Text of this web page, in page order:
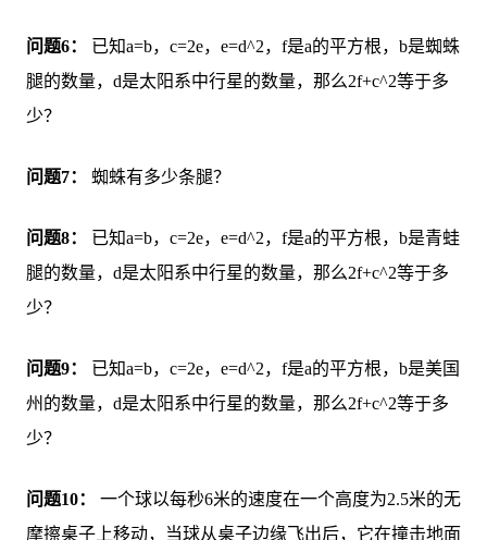
问题6：
已知a=b，c=2e，e=d^2，f是a的平方根，b是蜘蛛
腿的数量，d是太阳系中行星的数量，那么2f+c^2等于多
少？
问题7： 蜘蛛有多少条腿？
问题8：
已知a=b，c=2e，e=d^2，f是a的平方根，b是青蛙
腿的数量，d是太阳系中行星的数量，那么2f+c^2等于多
少？
问题9：
已知a=b，c=2e，e=d^2，f是a的平方根，b是美国
州的数量，d是太阳系中行星的数量，那么2f+c^2等于多
少？
问题10：
一个球以每秒6米的速度在一个高度为2.5米的无
摩擦桌子上移动，当球从桌子边缘飞出后，它在撞击地面